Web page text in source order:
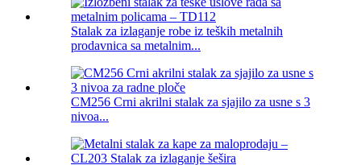
Stalak za izlaganje robe iz teških metalnih
prodavnica sa metalnim...
CM256 Crni akrilni stalak za sjajilo za usne s 3
nivoa...